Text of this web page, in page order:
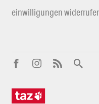
einwilligungen